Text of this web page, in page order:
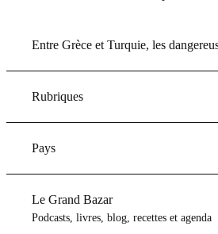
Entre Grèce et Turquie, les
Rubriques
Pays
Le Grand Bazar
Podcasts, livres, blog, recettes et agenda